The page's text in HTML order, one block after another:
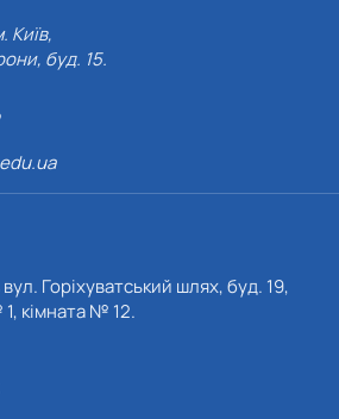
Київ,
буд. 15.
Горіхуватський шлях, буд. 19,
кімната № 12.